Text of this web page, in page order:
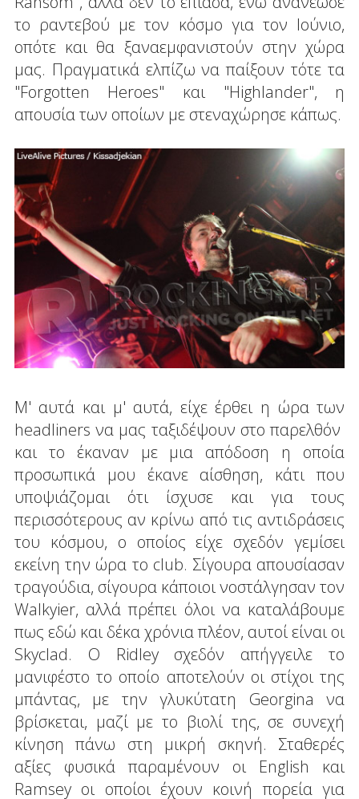
το ραντεβού με τον κόσμο για τον Ιούνιο,
οπότε και θα ξαναεμφανιστούν στην χώρα
μας. Πραγματικά ελπίζω να παίξουν τότε τα
"Forgotten Heroes" και "Highlander", η
απουσία των οποίων με στεναχώρησε κάπως.
Μ' αυτά και μ' αυτά, είχε έρθει η ώρα των
headliners να μας ταξιδέψουν στο παρελθόν
και το έκαναν με μια απόδοση η οποία
προσωπικά μου έκανε αίσθηση, κάτι που
υποψιάζομαι ότι ίσχυσε και για τους
περισσότερους αν κρίνω από τις αντιδράσεις
του κόσμου, ο οποίος είχε σχεδόν γεμίσει
εκείνη την ώρα το club. Σίγουρα απουσίασαν
τραγούδια, σίγουρα κάποιοι νοστάλγησαν τον
Walkyier, αλλά πρέπει όλοι να καταλάβουμε
πως εδώ και δέκα χρόνια πλέον, αυτοί είναι οι
Skyclad. O Ridley σχεδόν απήγγειλε το
μανιφέστο το οποίο αποτελούν οι στίχοι της
μπάντας, με την γλυκύτατη Georgina να
βρίσκεται, μαζί με το βιολί της, σε συνεχή
κίνηση πάνω στη μικρή σκηνή. Σταθερές
αξίες φυσικά παραμένουν οι English και
Ramsey οι οποίοι έχουν κοινή πορεία για